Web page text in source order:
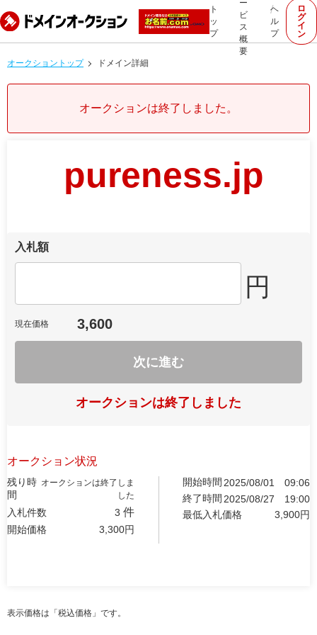
ト
ッ
プ
ー
ビ
ス
概
要
ヘ
ル
プ
ロ
グ
イ
ン
オークショントップ ドメイン詳細
オークションは終了しました。
pureness.jp
入札額
円
現在価格 3,600
次に進む
オークションは終了しました
オークション状況
残り時
間
オークションは終了しま
した
入札件数 3 件
開始価格 3,300円
開始時間 2025/08/01
09:06
終了時間 2025/08/27
19:00
最低入札価格
3,900円
表示価格は「税込価格」です。